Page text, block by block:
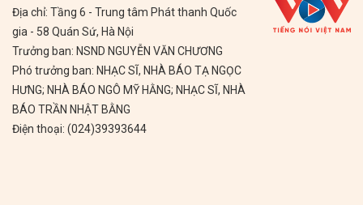
Địa chỉ: Tầng 6 - Trung tâm Phát thanh Quốc
gia - 58 Quán Sứ, Hà Nội
Trưởng ban: NSND NGUYỄN VĂN CHƯƠNG
Phó trưởng ban: NHẠC SĨ, NHÀ BÁO TẠ NGỌC
HƯNG; NHÀ BÁO NGÔ MỸ HẰNG; NHẠC SĨ, NHÀ
BÁO TRẦN NHẬT BẰNG
Điện thoại: (024)39393644